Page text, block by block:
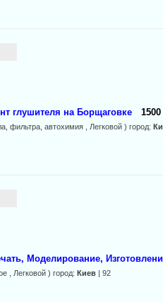
глушителя на Борщаговке
фильтра, автохимия , Легковой ) город:
Моделирование,
, Легковой ) город: Киев| 92